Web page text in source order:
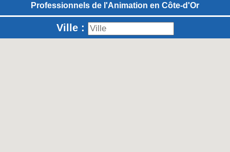
Professionnels de l'Animation en Côte-d'Or
Ville :